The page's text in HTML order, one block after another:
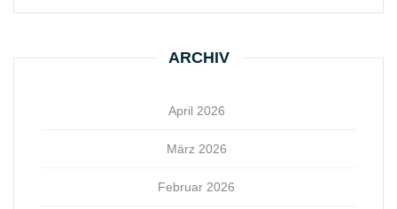
ARCHIV
April 2026
März 2026
Februar 2026